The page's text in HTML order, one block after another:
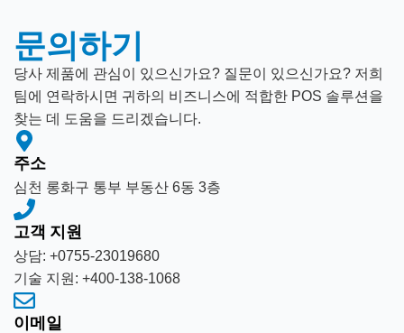
문의하기
당사 제품에 관심이 있으신가요? 질문이 있으신가요? 저희
팀에 연락하시면 귀하의 비즈니스에 적합한 POS 솔루션을
찾는 데 도움을 드리겠습니다.
주소
심천 롱화구 통부 부동산 6동 3층
고객 지원
상담: +0755-23019680
기술 지원: +400-138-1068
이메일